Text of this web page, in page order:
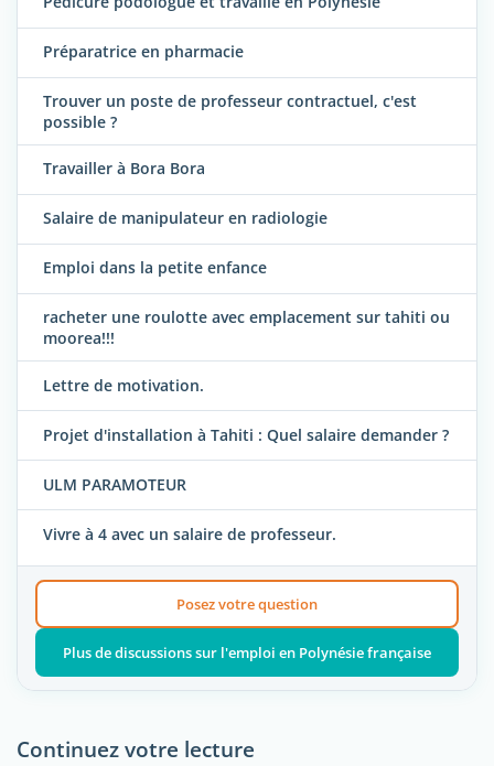
Préparatrice en pharmacie
Trouver un poste de professeur contractuel, c'est
possible ?
Travailler à Bora Bora
Salaire de manipulateur en radiologie
Emploi dans la petite enfance
racheter une roulotte avec emplacement sur tahiti ou
moorea!!!
Lettre de motivation.
Projet d'installation à Tahiti : Quel salaire demander ?
ULM PARAMOTEUR
Vivre à 4 avec un salaire de professeur.
Posez votre question
Plus de discussions sur l'emploi en Polynésie française
Continuez votre lecture